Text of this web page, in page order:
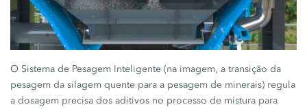
O Sistema de Pesagem Inteligente (na imagem, a transição da
pesagem da silagem quente para a pesagem de minerais) regula
a dosagem precisa dos aditivos no processo de mistura para